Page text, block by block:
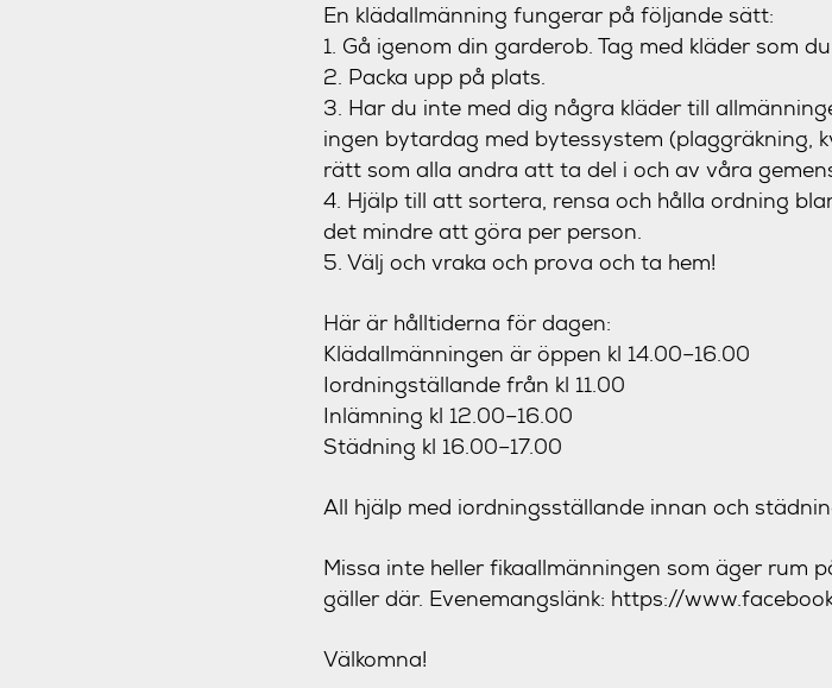
En klädallmänning fungerar på följande sätt:
1. Gå igenom din garderob. Tag med kläder som
2. Packa upp på plats.
3. Har du inte med dig några kläder till
ingen bytardag med bytessystem (plaggräkning,
rätt som alla andra att ta del i och av våra
4. Hjälp till att sortera, rensa och hålla ordning
det mindre att göra per person.
5. Välj och vraka och prova och ta hem!
Här är hålltiderna för dagen:
Klädallmänningen är öppen kl 14.00–16.00
Iordningställande från kl 11.00
Inlämning kl 12.00–16.00
Städning kl 16.00–17.00
All hjälp med iordningsställande innan och
Missa inte heller fikaallmänningen som äger rum
gäller där. Evenemangslänk: https://
Välkomna!